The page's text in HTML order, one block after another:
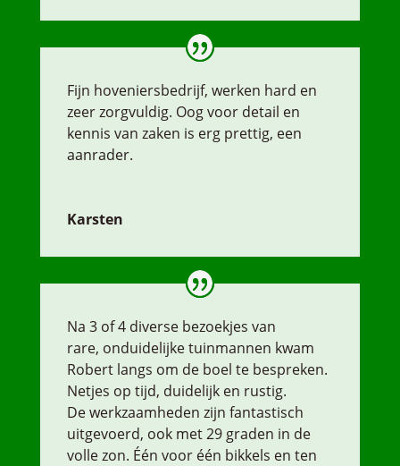
Fijn hoveniersbedrijf, werken hard en
zeer zorgvuldig. Oog voor detail en
kennis van zaken is erg prettig, een
aanrader.
Karsten
Na 3 of 4 diverse bezoekjes van
rare, onduidelijke tuinmannen kwam
Robert langs om de boel te bespreken.
Netjes op tijd, duidelijk en rustig.
De werkzaamheden zijn fantastisch
uitgevoerd, ook met 29 graden in de
volle zon. Één voor één bikkels en ten